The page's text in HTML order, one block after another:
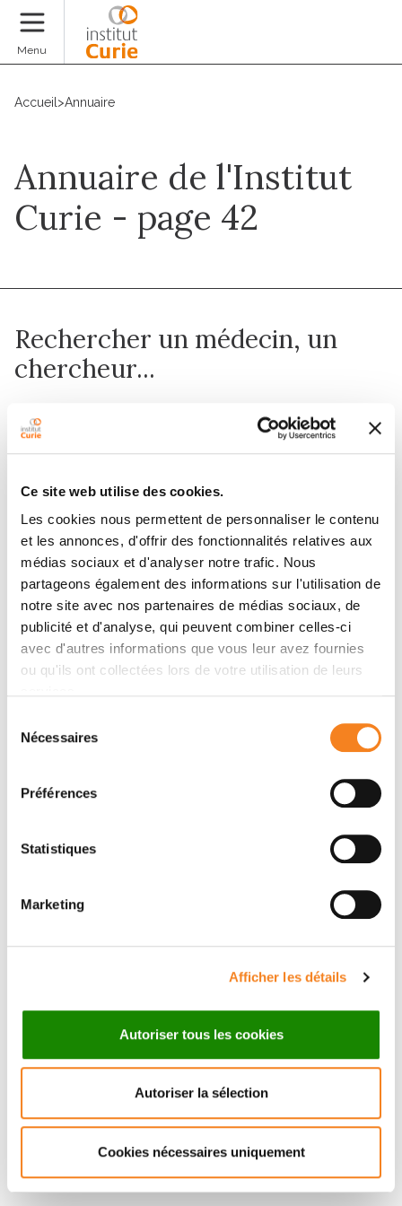
Ce site web utilise des cookies.
Les cookies nous permettent de personnaliser le contenu
et les annonces, d'offrir des fonctionnalités relatives aux
médias sociaux et d'analyser notre trafic. Nous
partageons également des informations sur l'utilisation de
notre site avec nos partenaires de médias sociaux, de
publicité et d'analyse, qui peuvent combiner celles-ci
avec d'autres informations que vous leur avez fournies
ou qu'ils ont collectées lors de votre utilisation de leurs
Nécessaires
Préférences
Statistiques
Marketing
Afficher les détails
Autoriser tous les cookies
Autoriser la sélection
Cookies nécessaires uniquement
Menu
Accueil >Annuaire
Annuaire de l'Institut
Curie - page 42
Rechercher un médecin, un
chercheur...
Filtrer
1138 résultat(s)
< 1 ...4138 >
Inscrivez-vous à la newsletter
Nous contacter